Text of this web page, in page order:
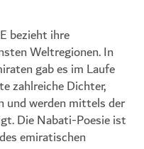
bezieht ihre
Weltregionen. In
gab es im Laufe
zahlreiche Dichter,
und werden mittels der
Die Nabati-Poesie ist
emiratischen